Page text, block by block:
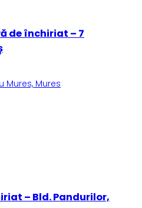
de închiriat – 7
Mures, Mures
– Bld. Pandurilor,